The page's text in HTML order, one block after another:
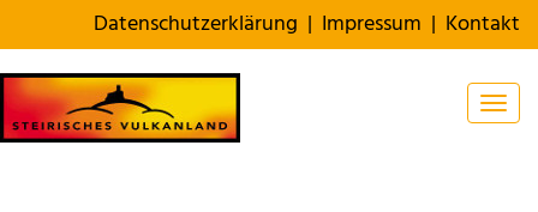
Datenschutzerklärung | Impressum | Kontakt